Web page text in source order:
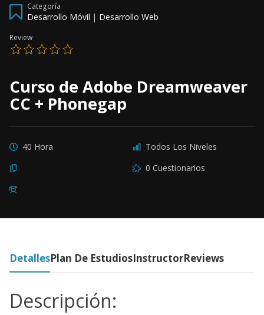
Categoría
Desarrollo Móvil | Desarrollo Web
Review
Curso de Adobe Dreamweaver
CC + Phonegap
40 Hora
Todos Los Niveles
0 Cuestionarios
DetallesPlan De EstudiosInstructorReviews
Descripción: